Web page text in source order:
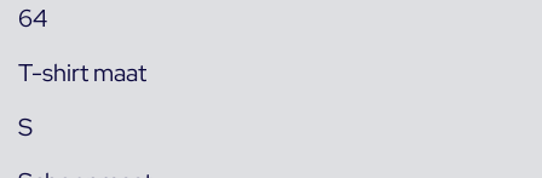
64
T-shirt maat
S